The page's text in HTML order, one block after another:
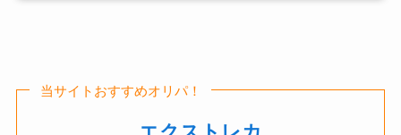
当サイトおすすめオリパ！